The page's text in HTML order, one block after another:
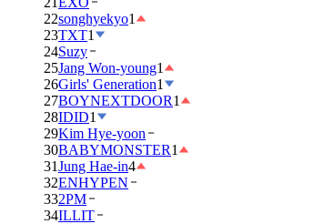
22songhyekyo1
23TXT1
24Suzy
25Jang Won-young1
26Girls' Generation1
27BOYNEXTDOOR1
28IDID1
29Kim Hye-yoon
30BABYMONSTER1
31Jung Hae-in4
32ENHYPEN
332PM
34ILLIT